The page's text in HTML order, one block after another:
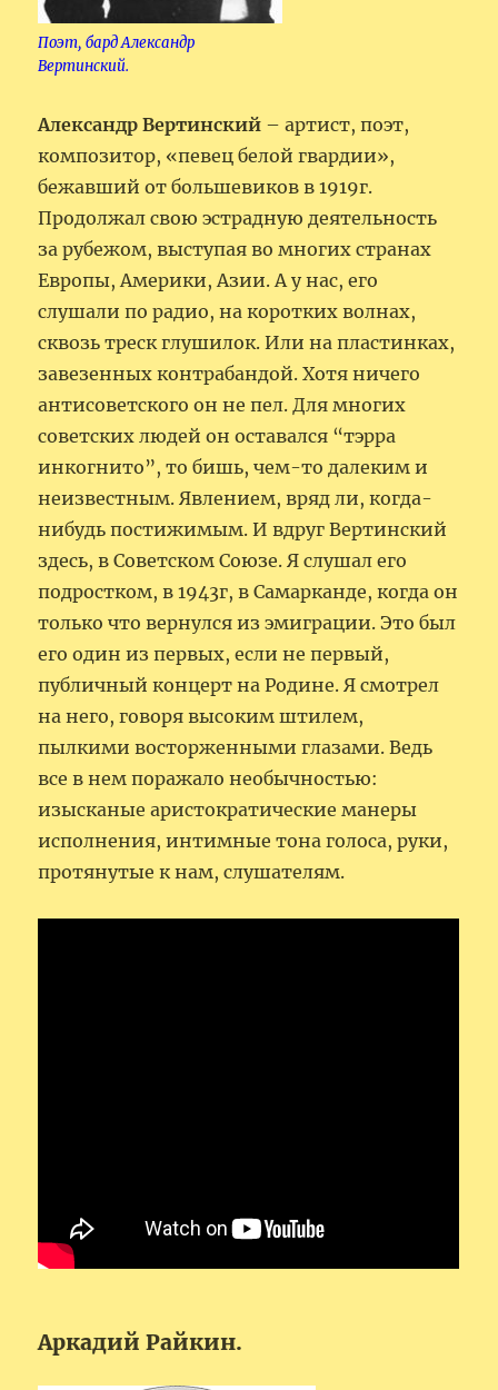
Поэт, бард Александр
Вертинский.
Александр Вертинский – артист, поэт,
композитор, «певец белой гвардии»,
бежавший от большевиков в 1919г.
Продолжал свою эстрадную деятельность
за рубежом, выступая во многих странах
Европы, Америки, Азии. А у нас, его
слушали по радио, на коротких волнах,
сквозь треск глушилок. Или на пластинках,
завезенных контрабандой. Хотя ничего
антисоветского он не пел. Для многих
советских людей он оставался “тэрра
инкогнито”, то бишь, чем-то далеким и
неизвестным. Явлением, вряд ли, когда-
нибудь постижимым. И вдруг Вертинский
здесь, в Советском Союзе. Я слушал его
подростком, в 1943г, в Самарканде, когда он
только что вернулся из эмиграции. Это был
его один из первых, если не первый,
публичный концерт на Родине. Я смотрел
на него, говоря высоким штилем,
пылкими восторженными глазами. Ведь
все в нем поражало необычностью:
изысканые аристократические манеры
исполнения, интимные тона голоса, руки,
протянутые к нам, слушателям.
Аркадий Райкин.